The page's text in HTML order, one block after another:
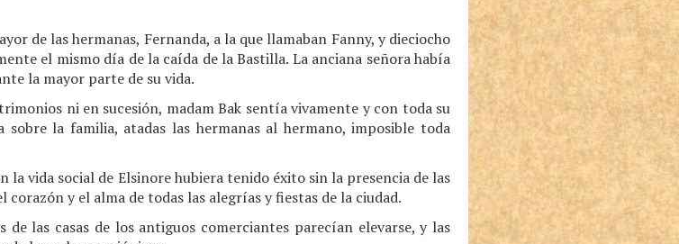
de las hermanas, Fernanda, a la que llamaban Fanny, y dieciocho
el mismo día de la caída de la Bastilla. La anciana señora había
la mayor parte de su vida.
ni en sucesión, madam Bak sentía vivamente y con toda su
la familia, atadas las hermanas al hermano, imposible toda
vida social de Elsinore hubiera tenido éxito sin la presencia de las
y el alma de todas las alegrías y fiestas de la ciudad.
las casas de los antiguos comerciantes parecían elevarse, y las